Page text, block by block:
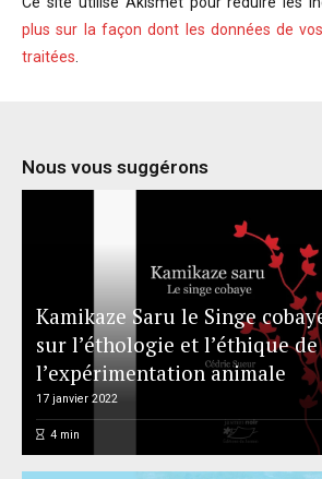
plus sur la façon dont les données de
traitées
Nous vous suggérons
Kamikaze Saru le Singe
sur l’éthologie et l’éthique de
l’expérimentation animale
17 janvier 2022
4min